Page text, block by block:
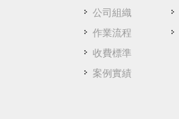
公司組織
作業流程
收費標準
案例實績